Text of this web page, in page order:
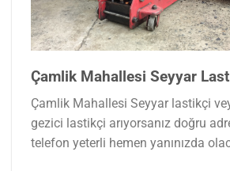
Çamlik Mahallesi Seyyar
Çamlik Mahallesi Seyyar lastikçi
gezici lastikçi arıyorsanız doğru
telefon yeterli hemen yanınızda